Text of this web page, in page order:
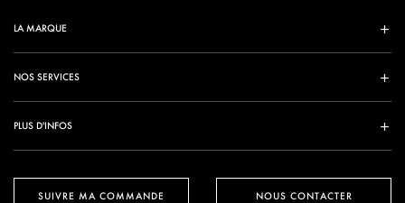
SUIVRE MA COMMANDE
LA MARQUE
NOS SERVICES
PLUS D'INFOS
NOUS CONTACTER